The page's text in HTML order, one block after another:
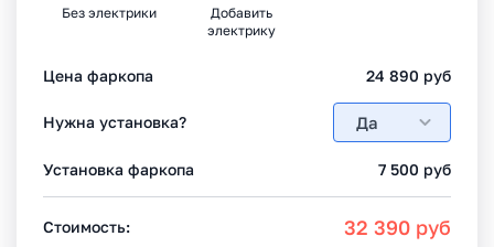
Без электрики
Добавить
электрику
Цена фаркопа 24 890 руб
Нужна установка? Да
Установка фаркопа 7 500 руб
Стоимость: 32 390 руб